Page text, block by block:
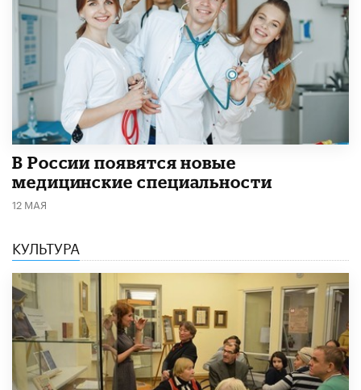
В России появятся новые
медицинские специальности
12 МАЯ
КУЛЬТУРА